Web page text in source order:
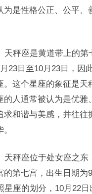
为是性格公正、公平、
天秤座是黄道带上的第
23日至10月23日，因
。这个星座的象征是天
的人通常被认为是优雅
求和谐与美感，并往往
天秤座位于处女座之东
的第七宫，出生日期为
星座的划分，10月22